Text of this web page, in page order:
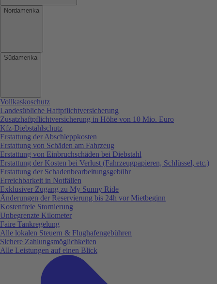
Nordamerika
Südamerika
Vollkaskoschutz
Landesübliche Haftpflichtversicherung
Zusatzhaftpflichtversicherung in Höhe von 10 Mio. Euro
Kfz-Diebstahlschutz
Erstattung der Abschleppkosten
Erstattung von Schäden am Fahrzeug
Erstattung von Einbruchschäden bei Diebstahl
Erstattung der Kosten bei Verlust (Fahrzeugpapieren, Schlüssel, etc.)
Erstattung der Schadenbearbeitungsgebühr
Erreichbarkeit in Notfällen
Exklusiver Zugang zu My Sunny Ride
Änderungen der Reservierung bis 24h vor Mietbeginn
Kostenfreie Stornierung
Unbegrenzte Kilometer
Faire Tankregelung
Alle lokalen Steuern & Flughafengebühren
Sichere Zahlungsmöglichkeiten
Alle Leistungen auf einen Blick